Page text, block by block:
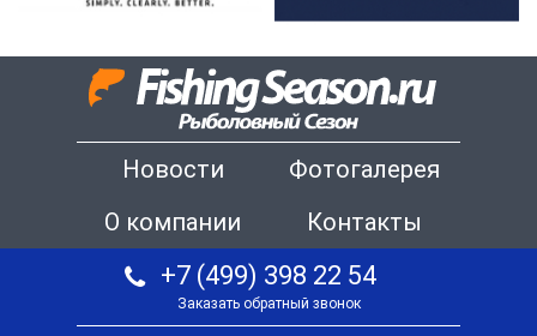
Новости
Фотогалерея
О компании
Контакты
+7 (499) 398 22 54
Заказать обратный звонок